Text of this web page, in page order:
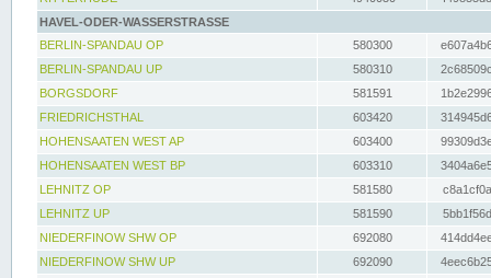
HAVEL-ODER-WASSERSTRASSE
BERLIN-SPANDAU OP
580300
BERLIN-SPANDAU UP
580310
BORGSDORF
581591
FRIEDRICHSTHAL
603420
HOHENSAATEN WEST AP
603400
HOHENSAATEN WEST BP
603310
LEHNITZ OP
581580
LEHNITZ UP
581590
NIEDERFINOW SHW OP
692080
NIEDERFINOW SHW UP
692090